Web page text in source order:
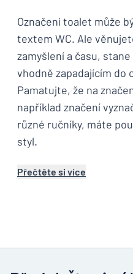
Označení toalet může
textem WC. Ale
zamyšlení a času,
vhodně zapadajícím do
Pamatujte, že na
například značení
různé ručníky, máte
styl.
Přečtěte si více